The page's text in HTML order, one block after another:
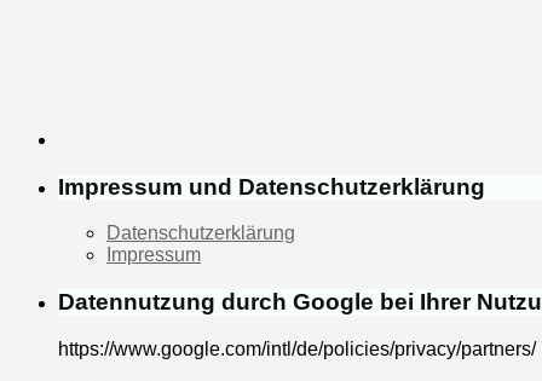
Impressum und Datenschutzerklärung
Datenschutzerklärung
Impressum
Datennutzung durch Google bei Ihrer
https://www.google.com/intl/de/policies/privacy/partners/